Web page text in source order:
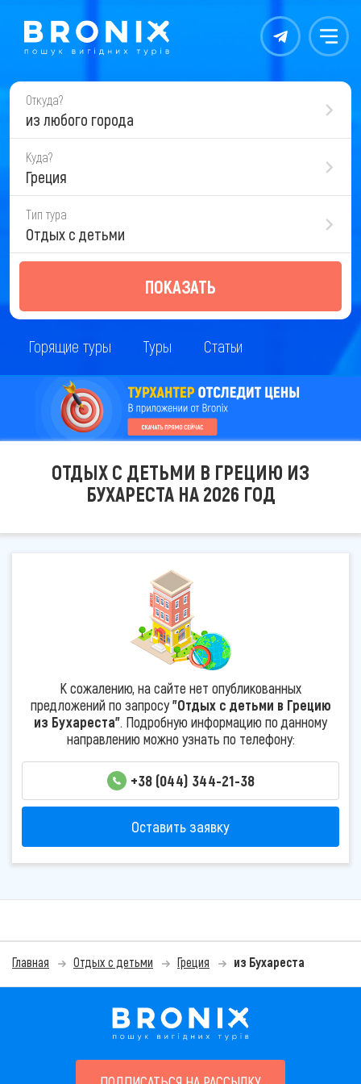
Контакты Меню
Откуда?
из любого города
Куда?
Греция
Тип тура
Отдых с детьми
ПОКАЗАТЬ
Горящие туры Туры Статьи
ОТДЫХ С ДЕТЬМИ В ГРЕЦИЮ ИЗ
БУХАРЕСТА НА 2026 ГОД
К сожалению, на сайте нет опубликованных
предложений по запросу"Отдых с детьми в Грецию
из Бухареста". Подробную информацию по данному
направлению можно узнать по телефону:
+38 (044) 344-21-38
Оставить заявку
Главная Отдых с детьми Греция из Бухареста